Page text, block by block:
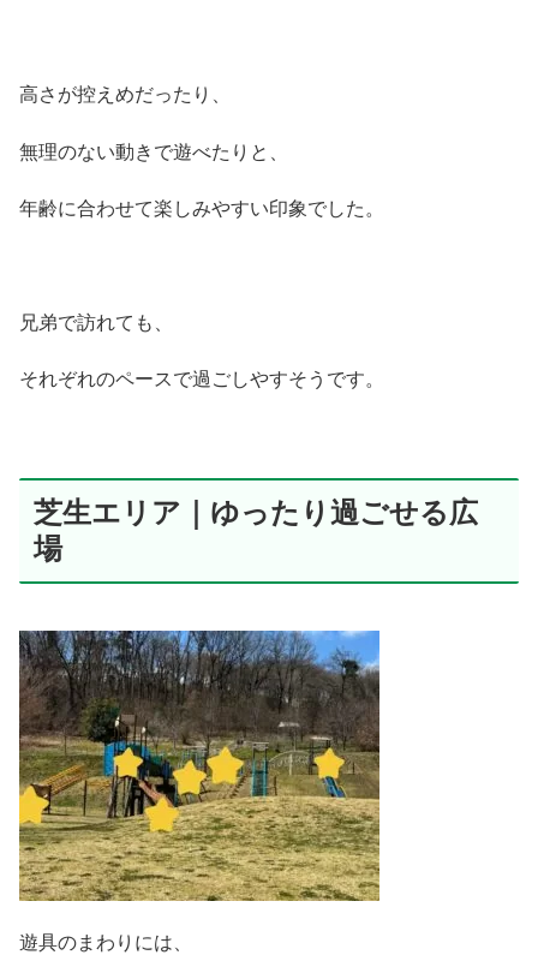
高さが控えめだったり、
無理のない動きで遊べたりと、
年齢に合わせて楽しみやすい印象でした。
兄弟で訪れても、
それぞれのペースで過ごしやすそうです。
芝生エリア｜ゆったり過ごせる広
場
遊具のまわりには、